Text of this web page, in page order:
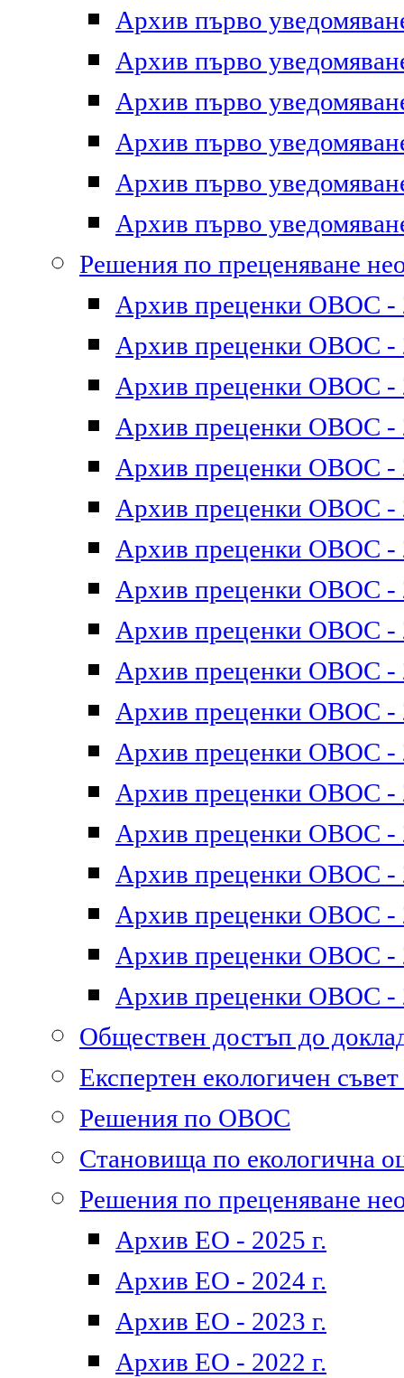
Архив първо
Архив първо
Архив първо
Архив първо
Архив първо
Архив първо
Решения по преценяване
Архив преценки ОВОС -
Архив преценки ОВОС -
Архив преценки ОВОС -
Архив преценки ОВОС -
Архив преценки ОВОС -
Архив преценки ОВОС -
Архив преценки ОВОС -
Архив преценки ОВОС -
Архив преценки ОВОС -
Архив преценки ОВОС -
Архив преценки ОВОС -
Архив преценки ОВОС -
Архив преценки ОВОС -
Архив преценки ОВОС -
Архив преценки ОВОС -
Архив преценки ОВОС -
Архив преценки ОВОС -
Архив преценки ОВОС -
Обществен достъп до
Експертен екологичен
Решения по ОВОС
Становища по екологична
Решения по преценяване
Архив ЕО - 2025 г.
Архив ЕО - 2024 г.
Архив ЕО - 2023 г.
Архив ЕО - 2022 г.